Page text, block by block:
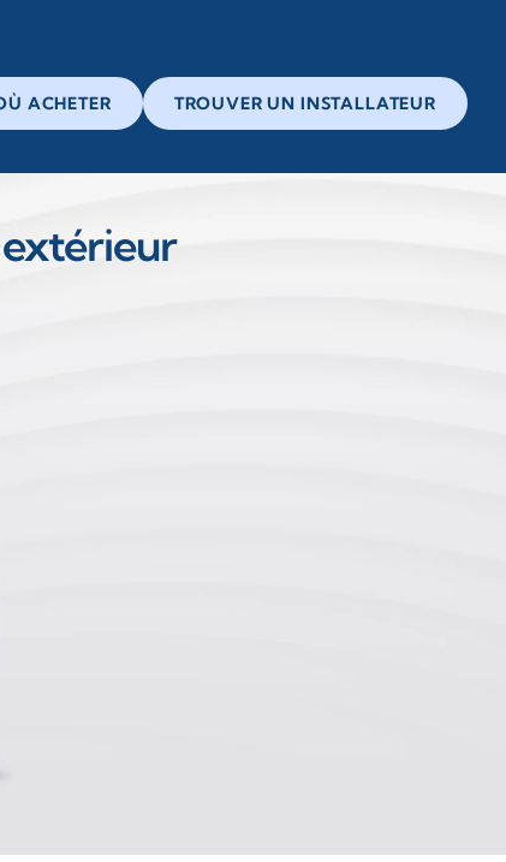
ACHETER TROUVER UN INSTALLATEUR